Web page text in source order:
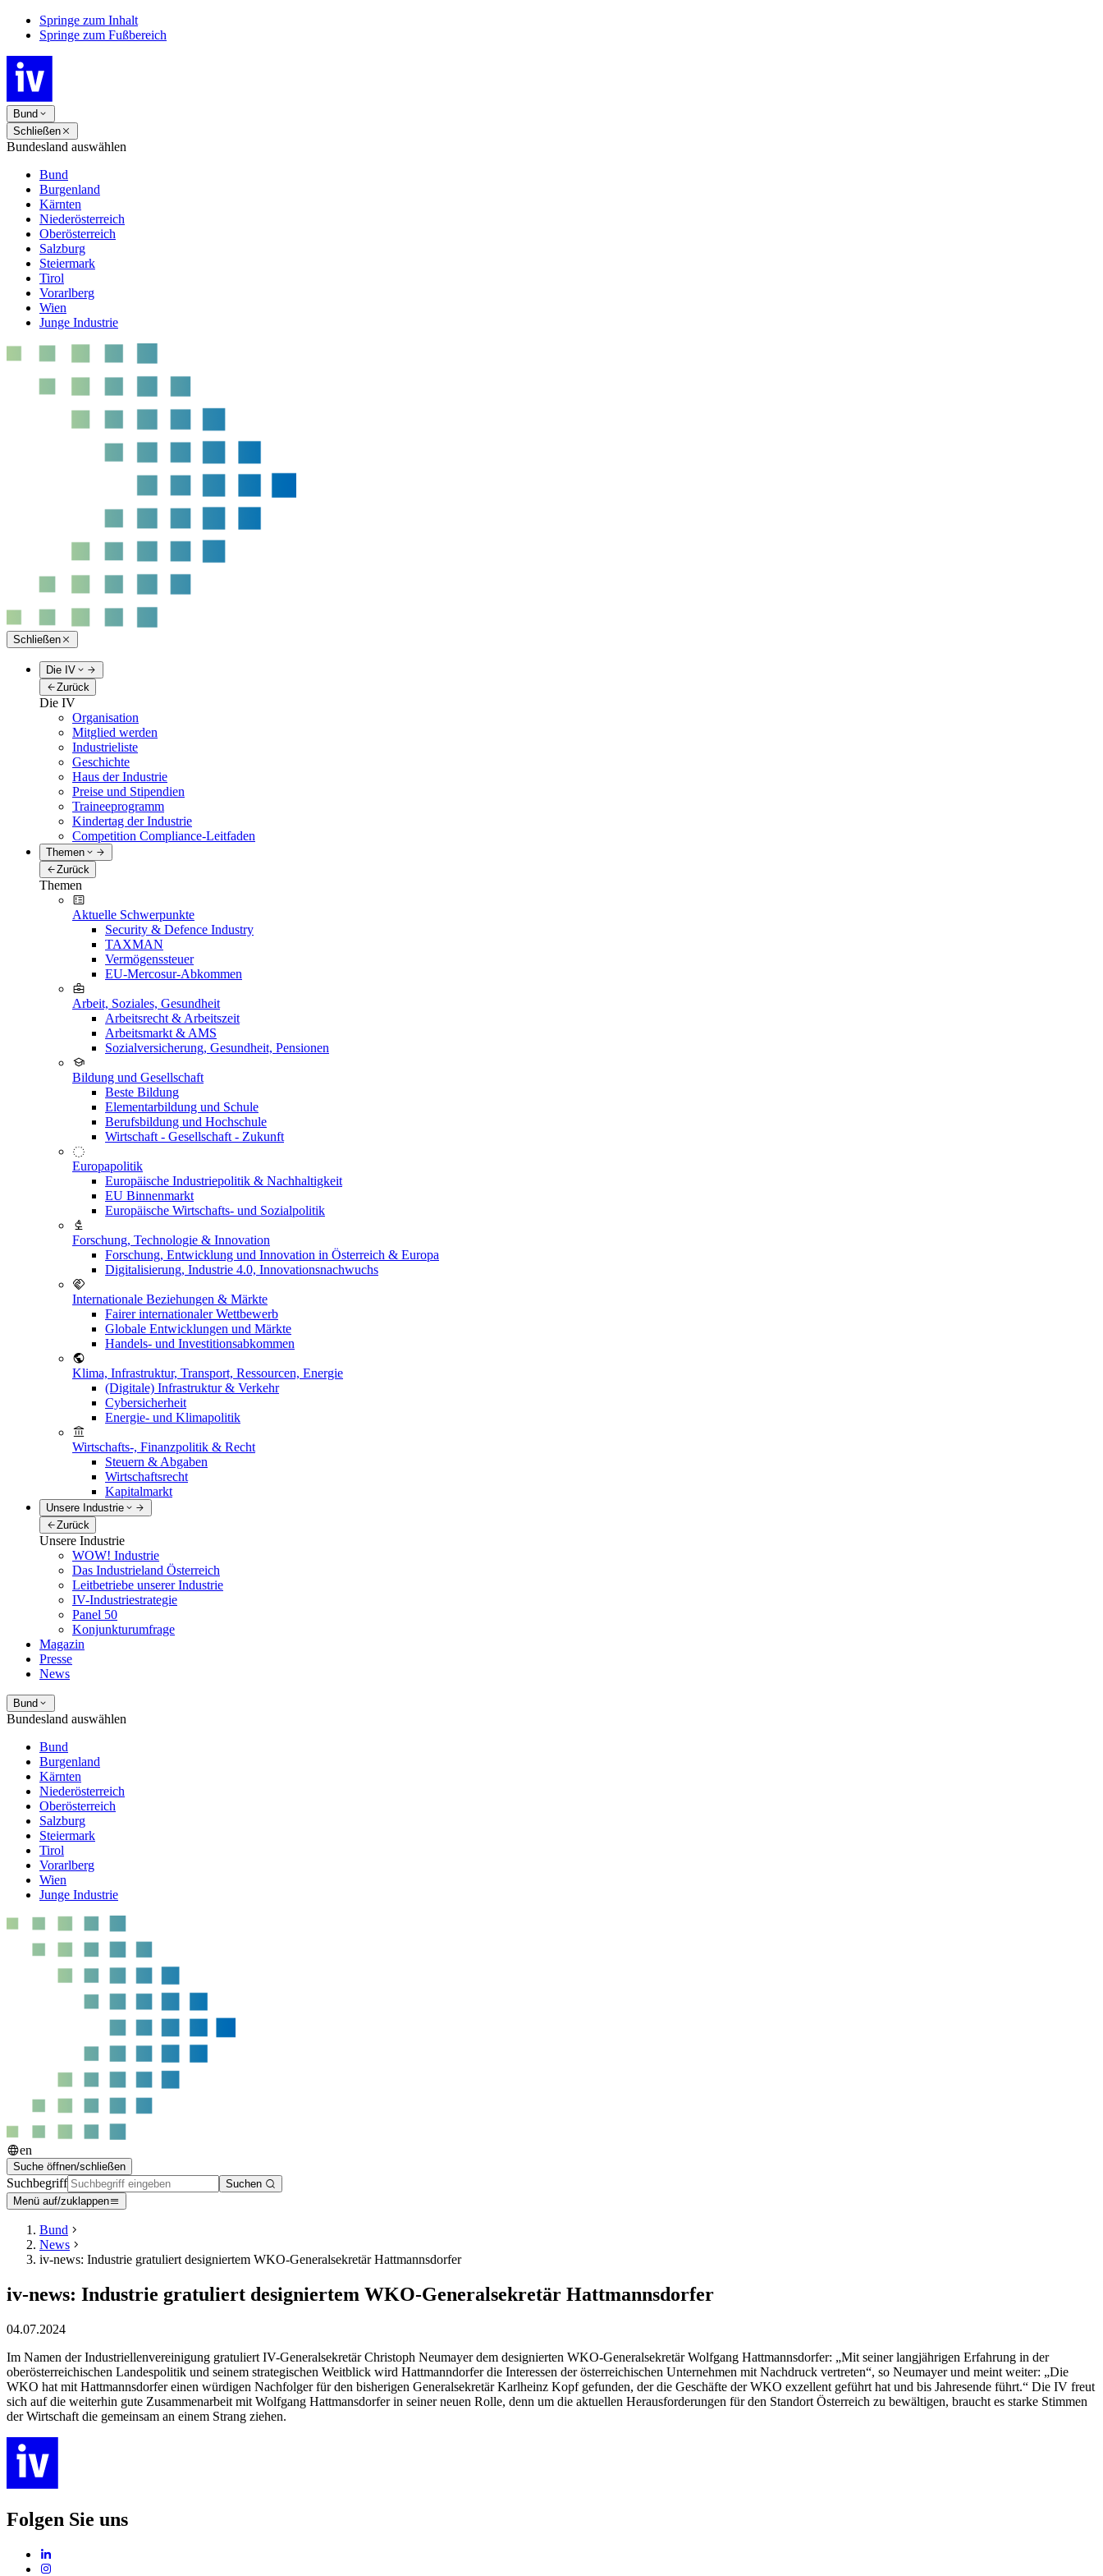
Springe zum Inhalt
Springe zum Fußbereich
Bund
Schließen
Bundesland auswählen
Bund
Burgenland
Kärnten
Niederösterreich
Oberösterreich
Salzburg
Steiermark
Tirol
Vorarlberg
Wien
Junge Industrie
Schließen
Die IV
Zurück
Die IV
Organisation
Mitglied werden
Industrieliste
Geschichte
Haus der Industrie
Preise und Stipendien
Traineeprogramm
Kindertag der Industrie
Competition Compliance-Leitfaden
Themen
Zurück
Themen
Aktuelle Schwerpunkte
Security & Defence Industry
TAXMAN
Vermögenssteuer
EU-Mercosur-Abkommen
Arbeit, Soziales, Gesundheit
Arbeitsrecht & Arbeitszeit
Arbeitsmarkt & AMS
Sozialversicherung, Gesundheit, Pensionen
Bildung und Gesellschaft
Beste Bildung
Elementarbildung und Schule
Berufsbildung und Hochschule
Wirtschaft - Gesellschaft - Zukunft
Europapolitik
Europäische Industriepolitik & Nachhaltigkeit
EU Binnenmarkt
Europäische Wirtschafts- und Sozialpolitik
Forschung, Technologie & Innovation
Forschung, Entwicklung und Innovation in Österreich & Europa
Digitalisierung, Industrie 4.0, Innovationsnachwuchs
Internationale Beziehungen & Märkte
Fairer internationaler Wettbewerb
Globale Entwicklungen und Märkte
Handels- und Investitionsabkommen
Klima, Infrastruktur, Transport, Ressourcen, Energie
(Digitale) Infrastruktur & Verkehr
Cybersicherheit
Energie- und Klimapolitik
Wirtschafts-, Finanzpolitik & Recht
Steuern & Abgaben
Wirtschaftsrecht
Kapitalmarkt
Unsere Industrie
Zurück
Unsere Industrie
WOW! Industrie
Das Industrieland Österreich
Leitbetriebe unserer Industrie
IV-Industriestrategie
Panel 50
Konjunkturumfrage
Magazin
Presse
News
Bund
Bundesland auswählen
Bund
Burgenland
Kärnten
Niederösterreich
Oberösterreich
Salzburg
Steiermark
Tirol
Vorarlberg
Wien
Junge Industrie
en
Suche öffnen/schließen
Suchbegriff
Suchen
Menü auf/zuklappen
Bund
News
iv-news: Industrie gratuliert designiertem WKO-Generalsekretär Hattmannsdorfer
iv-news: Industrie gratuliert designiertem WKO-Generalsekretär Hattmannsdorfer
04.07.2024
Im Namen der Industriellenvereinigung gratuliert IV-Generalsekretär Christoph Neumayer dem designierten WKO-Generalsekretär Wolfgang Hattmannsdorfer: „Mit seiner langjährigen Erfahrung in der
oberösterreichischen Landespolitik und seinem strategischen Weitblick wird Hattmanndorfer die Interessen der österreichischen Unternehmen mit Nachdruck vertreten“, so Neumayer und meint weiter: „Die
WKO hat mit Hattmannsdorfer einen würdigen Nachfolger für den bisherigen Generalsekretär Karlheinz Kopf gefunden, der die Geschäfte der WKO exzellent geführt hat und bis Jahresende führt.“ Die IV freut
sich auf die weiterhin gute Zusammenarbeit mit Wolfgang Hattmansdorfer in seiner neuen Rolle, denn um die aktuellen Herausforderungen für den Standort Österreich zu bewältigen, braucht es starke Stimmen
der Wirtschaft die gemeinsam an einem Strang ziehen.
Folgen Sie uns